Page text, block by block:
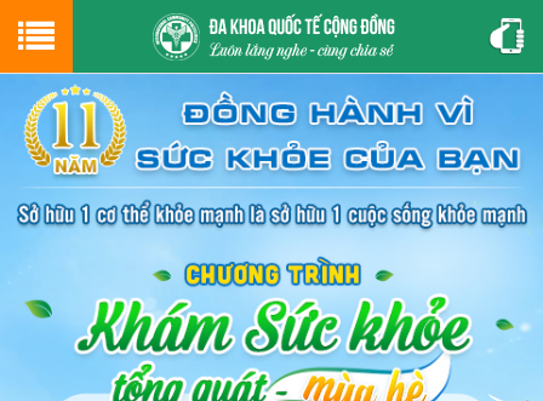
Hotline0243.9656.999tư vấn miễn phí
GIỚI THIỆU
GIỚI THIỆU VỀ PHÒNG KHÁM
CƠ SỞ VẬT CHẤT
ĐẶT HẸN LỊCH KHÁM
ĐƯỜNG TỚI PHÒNG KHÁM
NAM KHOA